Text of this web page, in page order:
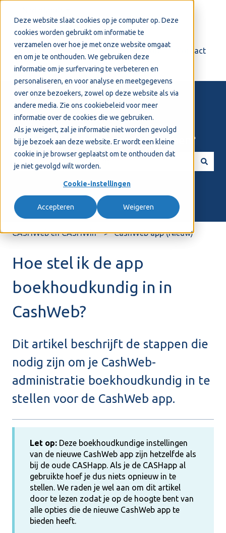
Deze website slaat cookies op je computer op. Deze
cookies worden gebruikt om informatie te
verzamelen over hoe je met onze website omgaat
en om je te onthouden. We gebruiken deze
informatie om je surfervaring te verbeteren en
personaliseren, en voor analyse en meetgegevens
over onze bezoekers, zowel op deze website als via
andere media. Zie ons cookiebeleid voor meer
informatie over de cookies die we gebruiken.
Als je weigert, zal je informatie niet worden gevolgd
bij je bezoek aan deze website. Er wordt een kleine
cookie in je browser geplaatst om te onthouden dat
je niet gevolgd wilt worden.
Cookie-instellingen
Accepteren Weigeren
Support Contact
Welkom! Hoe kunnen we je helpen?
CASHWeb en CASHWin CashWeb app (Nieuw)
Hoe stel ik de app
boekhoudkundig in in
CashWeb?
Dit artikel beschrijft de stappen die
nodig zijn om je CashWeb-
administratie boekhoudkundig in te
stellen voor de CashWeb app.
Let op: Deze boekhoudkundige instellingen
van de nieuwe CashWeb app zijn hetzelfde als
bij de oude CASHapp. Als je de CASHapp al
gebruikte hoef je dus niets opnieuw in te
stellen. We raden je wel aan om dit artikel
door te lezen zodat je op de hoogte bent van
alle opties die de nieuwe CashWeb app te
bieden heeft.